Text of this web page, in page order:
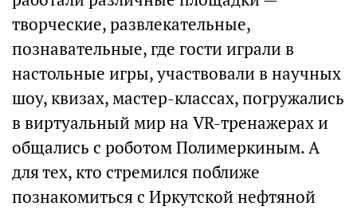
творческие, развлекательные,
познавательные, где гости играли в
настольные игры, участвовали в научных
шоу, квизах, мастер-классах, погружались
в виртуальный мир на VR-тренажерах и
общались с роботом Полимеркиным. А
для тех, кто стремился поближе
познакомиться с Иркутской нефтяной